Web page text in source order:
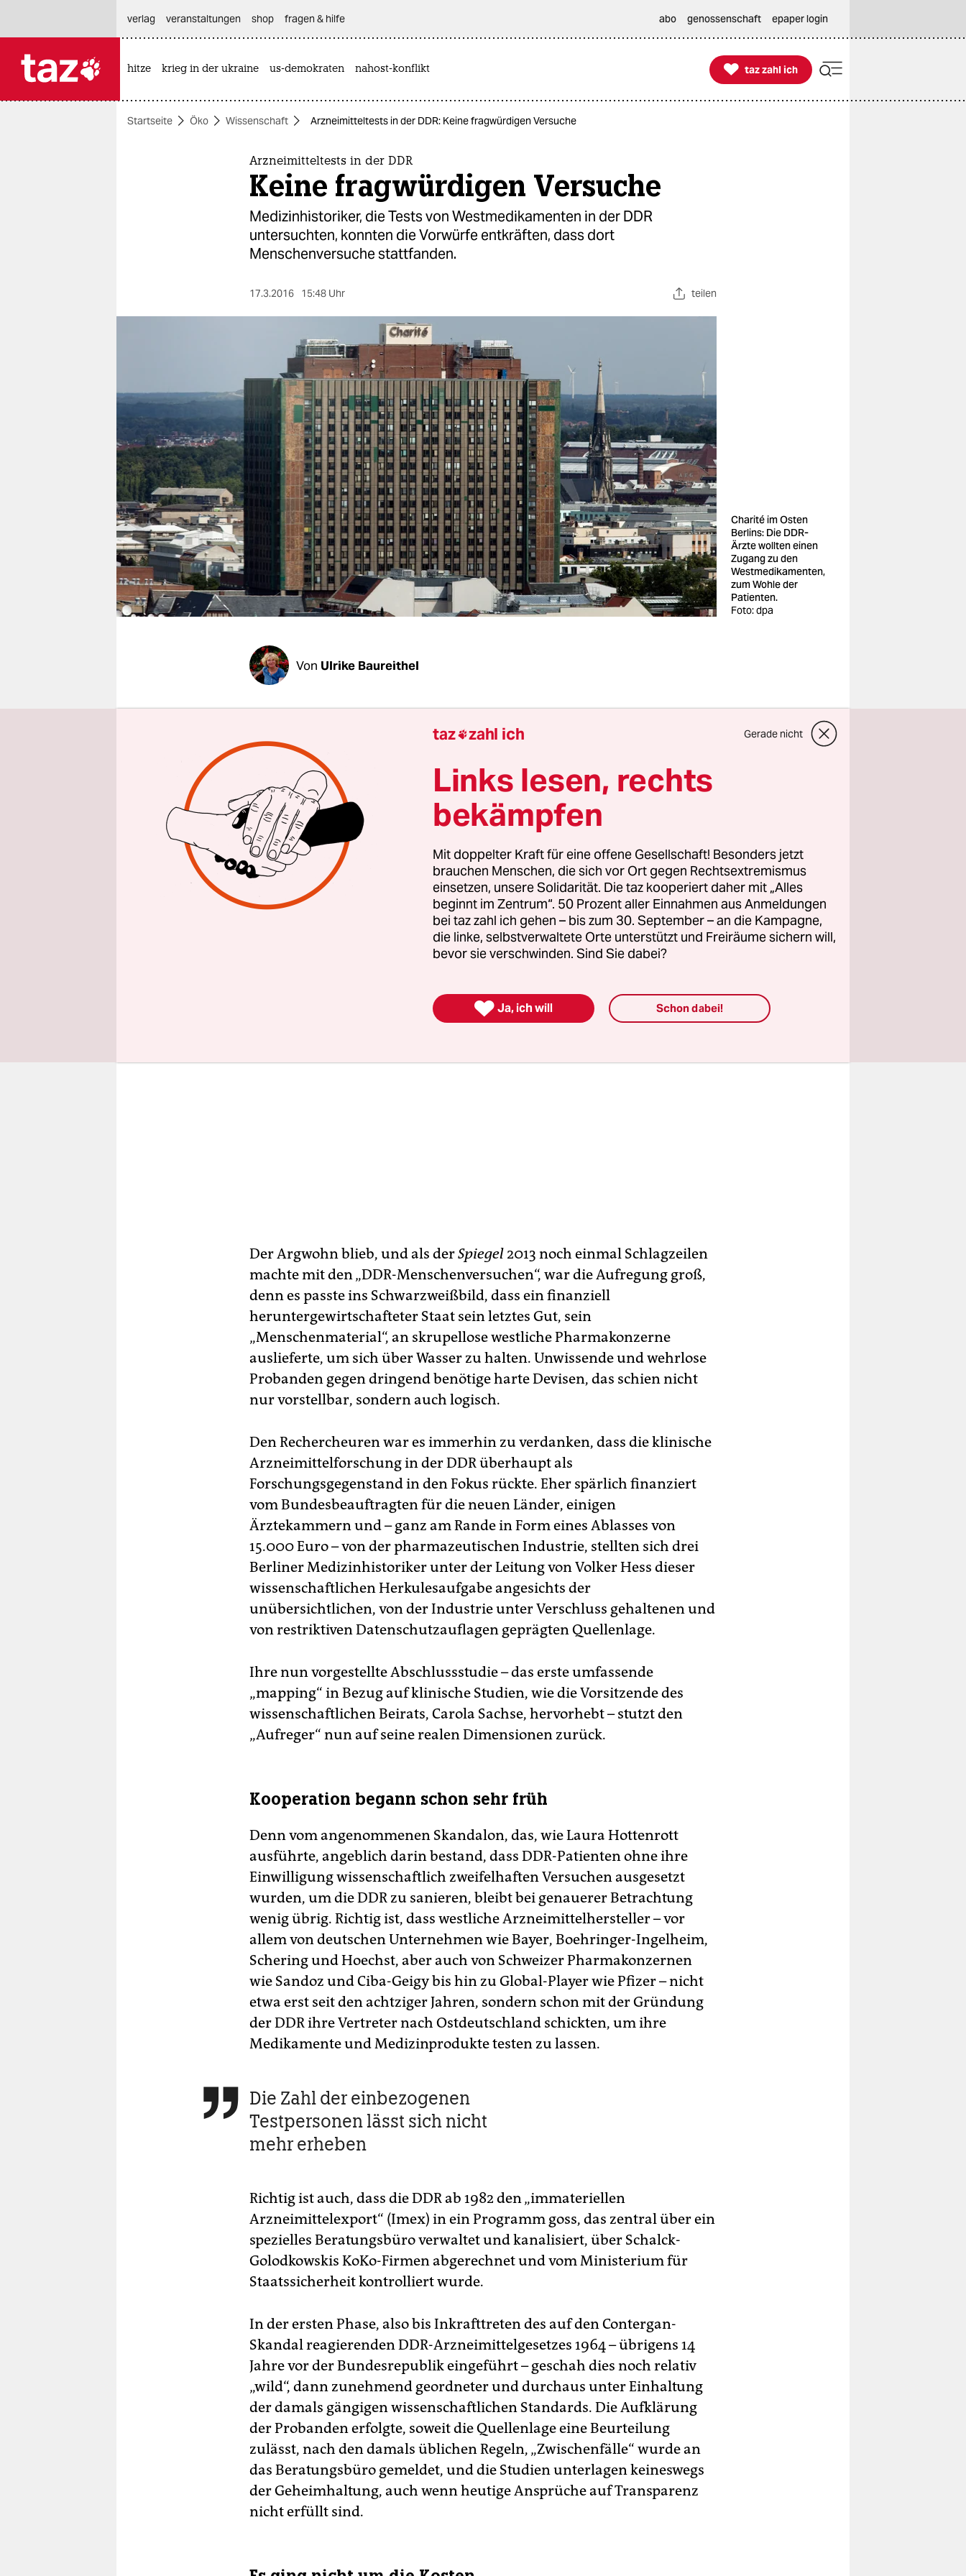
themen
wahrheit
verlag
verlag
veranstaltungen
shop
fragen & hilfe
unterstützen
abo
genossenschaft
verlag
veranstaltungen shop fragen & hilfe abo genossenschaft epaper login
hitze krieg in der ukraine us-demokraten nahost-konflikt 
taz zahl ich
taz zahl ich
Startseite Öko Wissenschaft Arzneimitteltests in der DDR: Keine fragwürdigen Versuche
Arzneimitteltests in der DDR
Keine fragwürdigen Versuche
Medizinhistoriker, die Tests von Westmedikamenten in der DDR
untersuchten, konnten die Vorwürfe entkräften, dass dort
Menschenversuche stattfanden.
17.3.2016 15:48 Uhr teilen
Charité im Osten
Berlins: Die DDR-
Ärzte wollten einen
Zugang zu den
Westmedikamenten,
zum Wohle der
Patienten.
Foto: dpa
Von Ulrike Baureithel
„Menschenversuche“ ist ein hässlicher Begriff. Wer damit in
Verbindung gebracht wird, rückt in die Nähe vorwissenschaftlicher
Medizin oder der planmäßig organisierten medizinischen NS-
Forschung oder in anderen Diktaturen. Über die Frage, was die DDR
dargestellt hat, gibt es unterschiedliche Meinungen, aber selbst
weniger Wohlmeinende räumten nach der Wende ein, dass etwa das
Poliklinik-System durchaus hätte beerbt werden können.
Die von westlichen Pharmafirmen in der DDR in Auftrag gegebenen
Arzneimittelprüfungen dagegen waren schon nach der Wende Stein
des Anstoßes, der Öffentlichkeit und ärztliche Standesorganisationen
beschäftigte, allerdings ohne handfesten Skandalkern.
Der Argwohn blieb, und als derSpiegel 2013 noch einmal Schlagzeilen
machte mit den „DDR-Menschenversuchen“, war die Aufregung groß,
denn es passte ins Schwarzweißbild, dass ein finanziell
heruntergewirtschafteter Staat sein letztes Gut, sein
„Menschenmaterial“, an skrupellose westliche Pharmakonzerne
auslieferte, um sich über Wasser zu halten. Unwissende und wehrlose
Probanden gegen dringend benötige harte Devisen, das schien nicht
nur vorstellbar, sondern auch logisch.
Den Rechercheuren war es immerhin zu verdanken, dass die klinische
Arzneimittelforschung in der DDR überhaupt als
Forschungsgegenstand in den Fokus rückte. Eher spärlich finanziert
vom Bundesbeauftragten für die neuen Länder, einigen
Ärztekammern und – ganz am Rande in Form eines Ablasses von
15.000 Euro – von der pharmazeutischen Industrie, stellten sich drei
Berliner Medizinhistoriker unter der Leitung von Volker Hess dieser
wissenschaftlichen Herkulesaufgabe angesichts der
unübersichtlichen, von der Industrie unter Verschluss gehaltenen und
von restriktiven Datenschutzauflagen geprägten Quellenlage.
Ihre nun vorgestellte Abschlussstudie – das erste umfassende
„mapping“ in Bezug auf klinische Studien, wie die Vorsitzende des
wissenschaftlichen Beirats, Carola Sachse, hervorhebt – stutzt den
„Aufreger“ nun auf seine realen Dimensionen zurück.
Kooperation begann schon sehr früh
Denn vom angenommenen Skandalon, das, wie Laura Hottenrott
ausführte, angeblich darin bestand, dass DDR-Patienten ohne ihre
Einwilligung wissenschaftlich zweifelhaften Versuchen ausgesetzt
wurden, um die DDR zu sanieren, bleibt bei genauerer Betrachtung
wenig übrig. Richtig ist, dass westliche Arzneimittelhersteller – vor
allem von deutschen Unternehmen wie Bayer, Boehringer-Ingelheim,
Schering und Hoechst, aber auch von Schweizer Pharmakonzernen
wie Sandoz und Ciba-Geigy bis hin zu Global-Player wie Pfizer – nicht
etwa erst seit den achtziger Jahren, sondern schon mit der Gründung
der DDR ihre Vertreter nach Ostdeutschland schickten, um ihre
Medikamente und Medizinprodukte testen zu lassen.
 Die Zahl der einbezogenen
Testpersonen lässt sich nicht
mehr erheben
Richtig ist auch, dass die DDR ab 1982 den „immateriellen
Arzneimittelexport“ (Imex) in ein Programm goss, das zentral über ein
spezielles Beratungsbüro verwaltet und kanalisiert, über Schalck-
Golodkowskis KoKo-Firmen abgerechnet und vom Ministerium für
Staatssicherheit kontrolliert wurde.
In der ersten Phase, also bis Inkrafttreten des auf den Contergan-
Skandal reagierenden DDR-Arzneimittelgesetzes 1964 – übrigens 14
Jahre vor der Bundesrepublik eingeführt – geschah dies noch relativ
„wild“, dann zunehmend geordneter und durchaus unter Einhaltung
der damals gängigen wissenschaftlichen Standards. Die Aufklärung
der Probanden erfolgte, soweit die Quellenlage eine Beurteilung
zulässt, nach den damals üblichen Regeln, „Zwischenfälle“ wurde an
das Beratungsbüro gemeldet, und die Studien unterlagen keineswegs
der Geheimhaltung, auch wenn heutige Ansprüche auf Transparenz
nicht erfüllt sind.
taz zahl ich Gerade nicht
Links lesen, rechts
bekämpfen
Mit doppelter Kraft für eine offene Gesellschaft! Besonders jetzt
brauchen Menschen, die sich vor Ort gegen Rechtsextremismus
einsetzen, unsere Solidarität. Die taz kooperiert daher mit „Alles
beginnt im Zentrum“. 50 Prozent aller Einnahmen aus Anmeldungen
bei taz zahl ich gehen – bis zum 30. September – an die Kampagne,
die linke, selbstverwaltete Orte unterstützt und Freiräume sichern will,
bevor sie verschwinden. Sind Sie dabei?
 Ja, ich will Schon dabei!